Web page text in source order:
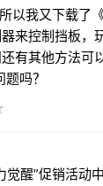
以我又下载了
来控制挡板，
有其他方法可
吗？
觉醒”促销活动